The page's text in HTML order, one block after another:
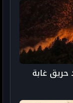
حريق غابة